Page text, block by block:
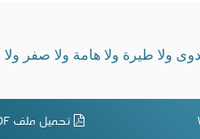
ولا طيرة ولا هامة ولا صفر
تحميل ملف PDF